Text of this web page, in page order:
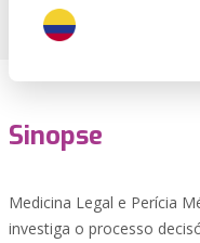
Sinopse
Medicina Legal e Perícia
investiga o processo